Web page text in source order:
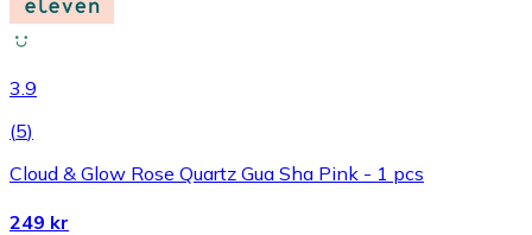
3.9
(5)
Cloud & Glow Rose Quartz Gua Sha Pink - 1 pcs
249 kr